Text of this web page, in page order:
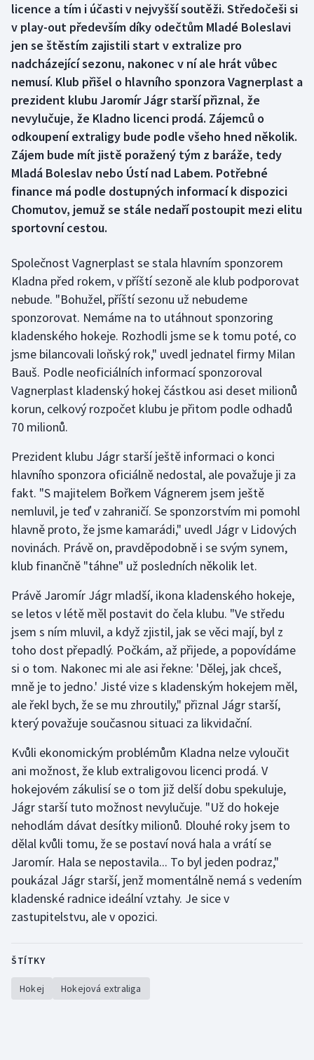
Curling
Dostihy
Florbal
Futsal
Golf
Gymnastika
Házená
Judo
Krasobruslení
Lezení
Lyže a snowboard
Moderní pětiboj
Motorsport
Olympijské hry
Parasport
Plavání
Ragby
Rychlobruslení
Rychlostní kanoistika
Short track
Sportovní střelba
Stolní tenis
Triatlon
Veslování
Vodní slalom
Volejbal
Ostatní
licence a tím i účasti v nejvyšší soutěži. Středočeši si
v play-out především díky odečtům Mladé Boleslavi
jen se štěstím zajistili start v extralize pro
nadcházející sezonu, nakonec v ní ale hrát vůbec
nemusí. Klub přišel o hlavního sponzora Vagnerplast a
prezident klubu Jaromír Jágr starší přiznal, že
nevylučuje, že Kladno licenci prodá. Zájemců o
odkoupení extraligy bude podle všeho hned několik.
Zájem bude mít jistě poražený tým z baráže, tedy
Mladá Boleslav nebo Ústí nad Labem. Potřebné
finance má podle dostupných informací k dispozici
Chomutov, jemuž se stále nedaří postoupit mezi elitu
sportovní cestou.
Společnost Vagnerplast se stala hlavním sponzorem
Kladna před rokem, v příští sezoně ale klub podporovat
nebude. "Bohužel, příští sezonu už nebudeme
sponzorovat. Nemáme na to utáhnout sponzoring
kladenského hokeje. Rozhodli jsme se k tomu poté, co
jsme bilancovali loňský rok," uvedl jednatel firmy Milan
Bauš. Podle neoficiálních informací sponzoroval
Vagnerplast kladenský hokej částkou asi deset milionů
korun, celkový rozpočet klubu je přitom podle odhadů
70 milionů.
Prezident klubu Jágr starší ještě informaci o konci
hlavního sponzora oficiálně nedostal, ale považuje ji za
fakt. "S majitelem Bořkem Vágnerem jsem ještě
nemluvil, je teď v zahraničí. Se sponzorstvím mi pomohl
hlavně proto, že jsme kamarádi," uvedl Jágr v Lidových
novinách. Právě on, pravděpodobně i se svým synem,
klub finančně "táhne" už posledních několik let.
Právě Jaromír Jágr mladší, ikona kladenského hokeje,
se letos v létě měl postavit do čela klubu. "Ve středu
jsem s ním mluvil, a když zjistil, jak se věci mají, byl z
toho dost přepadlý. Počkám, až přijede, a popovídáme
si o tom. Nakonec mi ale asi řekne: 'Dělej, jak chceš,
mně je to jedno.' Jisté vize s kladenským hokejem měl,
ale řekl bych, že se mu zhroutily," přiznal Jágr starší,
který považuje současnou situaci za likvidační.
Kvůli ekonomickým problémům Kladna nelze vyloučit
ani možnost, že klub extraligovou licenci prodá. V
hokejovém zákulisí se o tom již delší dobu spekuluje,
Jágr starší tuto možnost nevylučuje. "Už do hokeje
nehodlám dávat desítky milionů. Dlouhé roky jsem to
dělal kvůli tomu, že se postaví nová hala a vrátí se
Jaromír. Hala se nepostavila... To byl jeden podraz,"
poukázal Jágr starší, jenž momentálně nemá s vedením
kladenské radnice ideální vztahy. Je sice v
zastupitelstvu, ale v opozici.
ŠTÍTKY
Hokej Hokejová extraliga